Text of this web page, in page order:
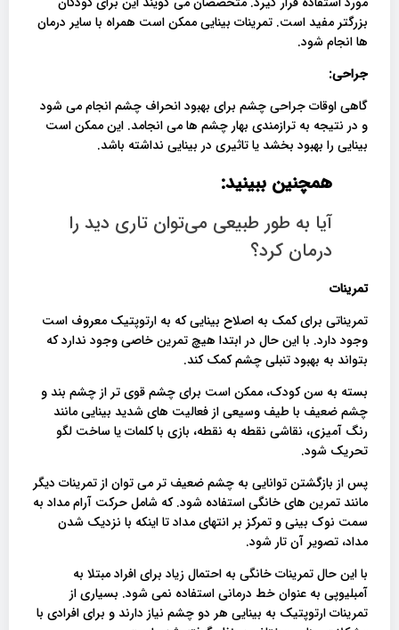
بزرگتر مفید است. تمرینات بینایی ممکن است همراه با سایر درمان
ها انجام شود.
جراحی:
گاهی اوقات جراحی چشم برای بهبود انحراف چشم انجام می شود
و در نتیجه به ترازمندی بهار چشم ها می انجامد. این ممکن است
بینایی را بهبود بخشد یا تاثیری در بینایی نداشته باشد.
همچنین ببینید:
آیا به طور طبیعی می‌توان تاری دید را
درمان کرد؟
تمرینات
تمریناتی برای کمک به اصلاح بینایی که به ارتوپتیک معروف است
وجود دارد. با این حال در ابتدا هیچ تمرین خاصی وجود ندارد که
بتواند به بهبود تنبلی چشم کمک کند.
بسته به سن کودک، ممکن است برای چشم قوی تر از چشم بند و
چشم ضعیف با طیف وسیعی از فعالیت های شدید بینایی مانند
رنگ آمیزی، نقاشی نقطه به نقطه، بازی با کلمات یا ساخت لگو
تحریک شود.
پس از بازگشتن توانایی به چشم ضعیف تر می توان از تمرینات دیگر
مانند تمرین های خانگی استفاده شود. که شامل حرکت آرام مداد به
سمت نوک بینی و تمرکز بر انتهای مداد تا اینکه با نزدیک شدن
مداد، تصویر آن تار شود.
با این حال تمرینات خانگی به احتمال زیاد برای افراد مبتلا به
آمبلیوپی به عنوان خط درمانی استفاده نمی شود. بسیاری از
تمرینات ارتوپتیک به بینایی هر دو چشم نیاز دارند و برای افرادی با